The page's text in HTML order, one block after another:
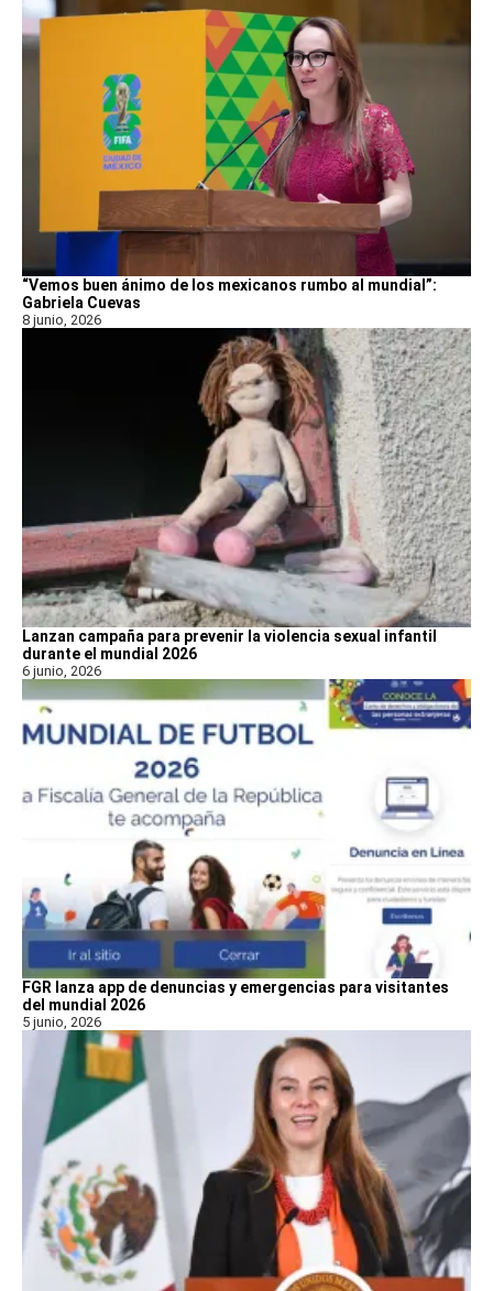
“Vemos buen ánimo de los mexicanos rumbo al mundial”:
Gabriela Cuevas
8 junio, 2026
Lanzan campaña para prevenir la violencia sexual infantil
durante el mundial 2026
6 junio, 2026
FGR lanza app de denuncias y emergencias para visitantes
del mundial 2026
5 junio, 2026